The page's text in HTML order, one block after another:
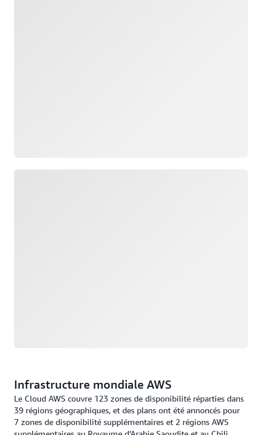
Infrastructure mondiale AWS
Le Cloud AWS couvre 123 zones de disponibilité réparties dans
39 régions géographiques, et des plans ont été annoncés pour
7 zones de disponibilité supplémentaires et 2 régions AWS